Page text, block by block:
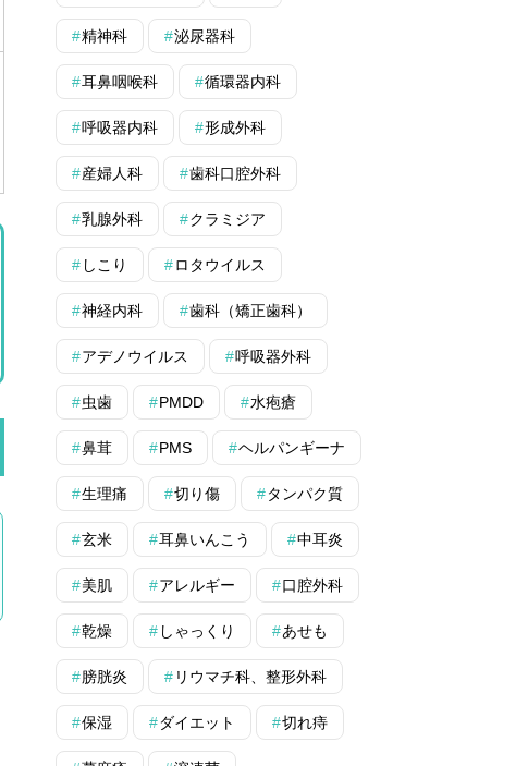
精神科 泌尿器科
耳鼻咽喉科 循環器内科
呼吸器内科 形成外科
産婦人科 歯科口腔外科
乳腺外科 クラミジア
しこり ロタウイルス
神経内科 歯科（矯正歯科）
アデノウイルス 呼吸器外科
虫歯 PMDD 水疱瘡
鼻茸 PMS ヘルパンギーナ
生理痛 切り傷 タンパク質
玄米 耳鼻いんこう 中耳炎
美肌 アレルギー 口腔外科
乾燥 しゃっくり あせも
膀胱炎 リウマチ科、整形外科
保湿 ダイエット 切れ痔